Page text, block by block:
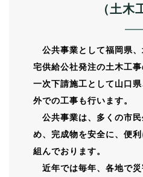
（土木
公共事業として福岡県、
宅供給公社発注の土木工事
一次下請施工として山口
外での工事も行います。
公共事業は、多くの市民
め、完成物を安全に、便
組んでおります。
近年では毎年、各地で災